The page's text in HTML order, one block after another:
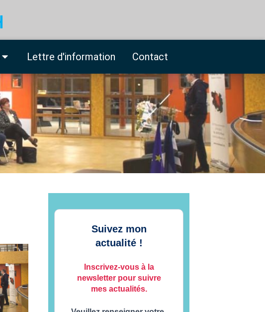
Lettre d'information Contact
Suivez mon
actualité !
Inscrivez-vous à la
newsletter pour suivre
mes actualités.